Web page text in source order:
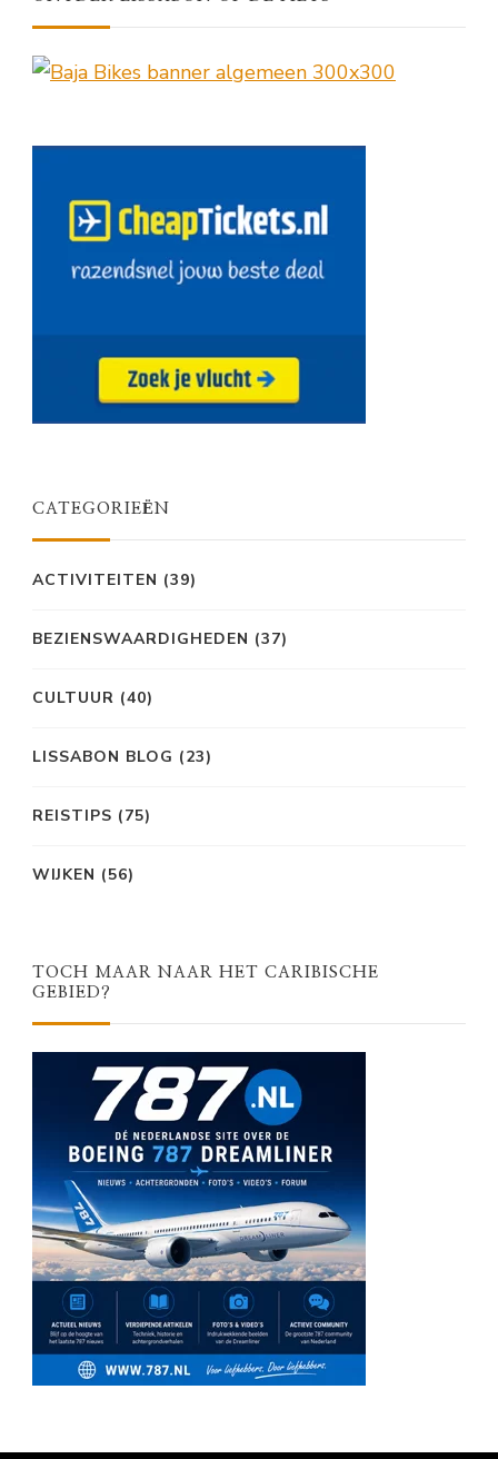
CATEGORIEËN
ACTIVITEITEN (39)
BEZIENSWAARDIGHEDEN (37)
CULTUUR (40)
LISSABON BLOG (23)
REISTIPS (75)
WIJKEN (56)
TOCH MAAR NAAR HET CARIBISCHE
GEBIED?